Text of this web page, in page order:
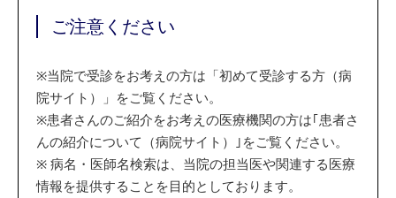
ご注意ください
※当院で受診をお考えの方は「初めて受診する方（病
院サイト）」をご覧ください。
※患者さんのご紹介をお考えの医療機関の方は｢患者さ
んの紹介について（病院サイト）｣をご覧ください。
※ 病名・医師名検索は、当院の担当医や関連する医療
情報を提供することを目的としております。